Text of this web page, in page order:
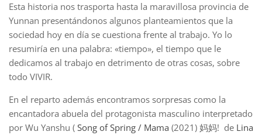
Esta historia nos trasporta hasta la maravillosa provincia de
Yunnan presentándonos algunos planteamientos que la
sociedad hoy en día se cuestiona frente al trabajo. Yo lo
resumiría en una palabra: «tiempo», el tiempo que le
dedicamos al trabajo en detrimento de otras cosas, sobre
todo VIVIR.
En el reparto además encontramos sorpresas como la
encantadora abuela del protagonista masculino interpretado
por Wu Yanshu ( Song of Spring / Mama (2021) 妈妈! de Lina